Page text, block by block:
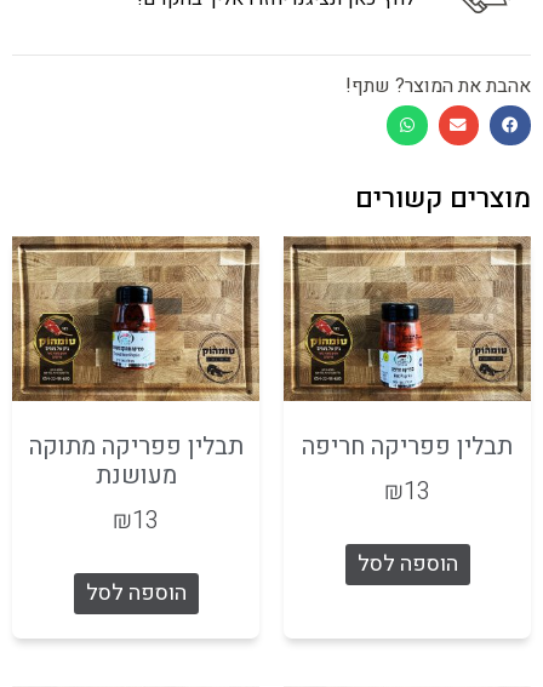
אהבת את המוצר? שתף!
מוצרים קשורים
תבלין פפריקה חריפה
₪13
הוספה לסל
תבלין פפריקה מתוקה
מעושנת
₪13
הוספה לסל